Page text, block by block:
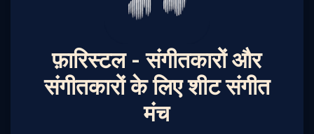
फ़ारिस्टल - संगीतकारों और
संगीतकारों के लिए शीट संगीत
मंच